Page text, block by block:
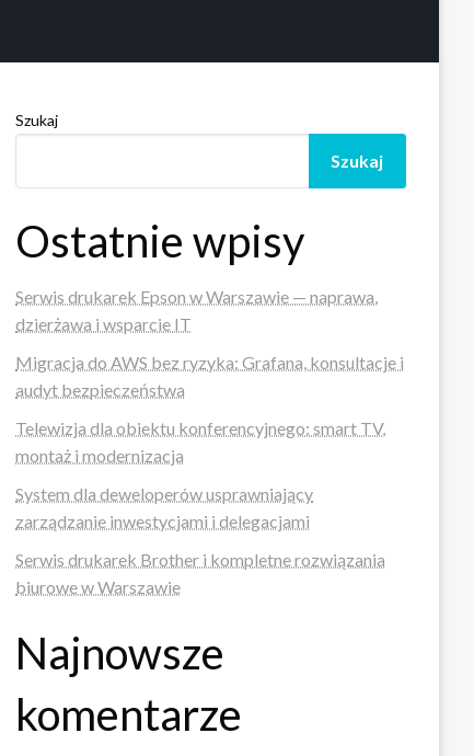
Szukaj
Szukaj
Ostatnie wpisy
Serwis drukarek Epson w Warszawie — naprawa,
dzierżawa i wsparcie IT
Migracja do AWS bez ryzyka: Grafana, konsultacje i
audyt bezpieczeństwa
Telewizja dla obiektu konferencyjnego: smart TV,
montaż i modernizacja
System dla deweloperów usprawniający
zarządzanie inwestycjami i delegacjami
Serwis drukarek Brother i kompletne rozwiązania
biurowe w Warszawie
Najnowsze
komentarze